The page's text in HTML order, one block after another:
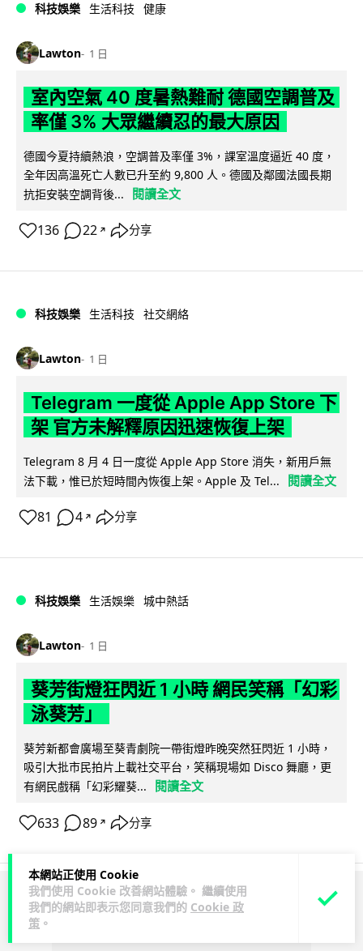
本網站正使用 Cookie
我們使用 Cookie 改善網站體驗。 繼續使用
我們的網站即表示您同意我們的 Cookie 政
策 。
科技娛樂 生活科技 健康
Lawton 1 日
室內空氣 40 度暑熱難耐 德國空調普及
率僅 3% 大眾繼續忍的最大原因
德國今夏持續熱浪，空調普及率僅 3%，課室溫度逼近 40 度，
全年因高溫死亡人數已升至約 9,800 人。德國及鄰國法國長期
抗拒安裝空調背後...
閱讀全文
136 22 ↗ 分享
科技娛樂 生活科技 社交網絡
Lawton 1 日
Telegram 一度從 Apple App Store 下
架 官方未解釋原因迅速恢復上架
Telegram 8 月 4 日一度從 Apple App Store 消失，新用戶無
法下載，惟已於短時間內恢復上架。Apple 及 Tel...
閱讀全文
81 4 ↗ 分享
科技娛樂 生活娛樂 城中熱話
Lawton 1 日
葵芳街燈狂閃近 1 小時 網民笑稱「幻彩
泳葵芳」
葵芳新都會廣場至葵青劇院一帶街燈昨晚突然狂閃近 1 小時，
吸引大批市民拍片上載社交平台，笑稱現場如 Disco 舞廳，更
有網民戲稱「幻彩耀葵...
閱讀全文
633 89 ↗ 分享
ADVERTISEMENT